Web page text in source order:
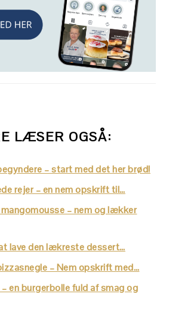
LÆSER OGSÅ:
– start med det her brød!
rejer – en nem opskrift til…
– nem og lækker
lave den lækreste dessert…
– Nem opskrift med…
en burgerbolle fuld af smag og